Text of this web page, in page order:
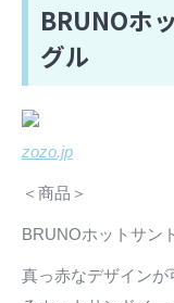
BRUNOホ
グル
zozo.jp
＜商品＞
BRUNOホットサン
真っ赤なデザイン